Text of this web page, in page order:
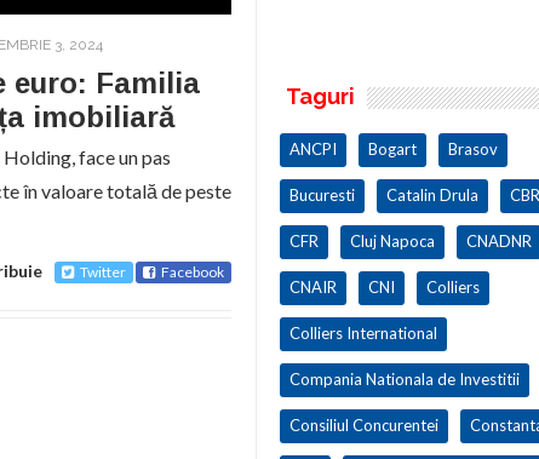
3, 2024
euro: Familia
imobiliară
face un pas
în valoare totală de peste
Twitter Facebook
Taguri
ANCPI Bogart Brasov
Bucuresti Catalin Drula
CFR Cluj Napoca CNADNR
CNAIR CNI Colliers
Colliers International
Compania Nationala de Investitii
Consiliul Concurentei